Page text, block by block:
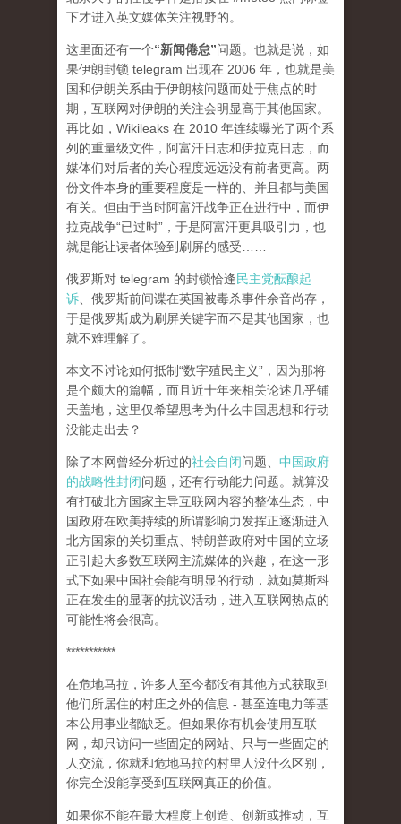
下才进入英文媒体关注视野的。
这里面还有一个“新闻倦怠”问题。也就是说，如
果伊朗封锁 telegram 出现在 2006 年，也就是美
国和伊朗关系由于伊朗核问题而处于焦点的时
期，互联网对伊朗的关注会明显高于其他国家。
再比如，Wikileaks 在 2010 年连续曝光了两个系
列的重量级文件，阿富汗日志和伊拉克日志，而
媒体们对后者的关心程度远远没有前者更高。两
份文件本身的重要程度是一样的、并且都与美国
有关。但由于当时阿富汗战争正在进行中，而伊
拉克战争“已过时”，于是阿富汗更具吸引力，也
就是能让读者体验到刷屏的感受……
俄罗斯对 telegram 的封锁恰逢民主党酝酿起
诉 、俄罗斯前间谍在英国被毒杀事件余音尚存，
于是俄罗斯成为刷屏关键字而不是其他国家，也
就不难理解了。
本文不讨论如何抵制“数字殖民主义”，因为那将
是个颇大的篇幅，而且近十年来相关论述几乎铺
天盖地，这里仅希望思考为什么中国思想和行动
没能走出去？
除了本网曾经分析过的社会自闭问题、 中国政府
的战略性封闭问题，还有行动能力问题。就算没
有打破北方国家主导互联网内容的整体生态，中
国政府在欧美持续的所谓影响力发挥正逐渐进入
北方国家的关切重点、特朗普政府对中国的立场
正引起大多数互联网主流媒体的兴趣，在这一形
式下如果中国社会能有明显的行动，就如莫斯科
正在发生的显著的抗议活动，进入互联网热点的
可能性将会很高。
***********
在危地马拉，许多人至今都没有其他方式获取到
他们所居住的村庄之外的信息 - 甚至连电力等基
本公用事业都缺乏。但如果你有机会使用互联
网，却只访问一些固定的网站、只与一些固定的
人交流，你就和危地马拉的村里人没什么区别，
你完全没能享受到互联网真正的价值。
如果你不能在最大程度上创造、创新或推动，互